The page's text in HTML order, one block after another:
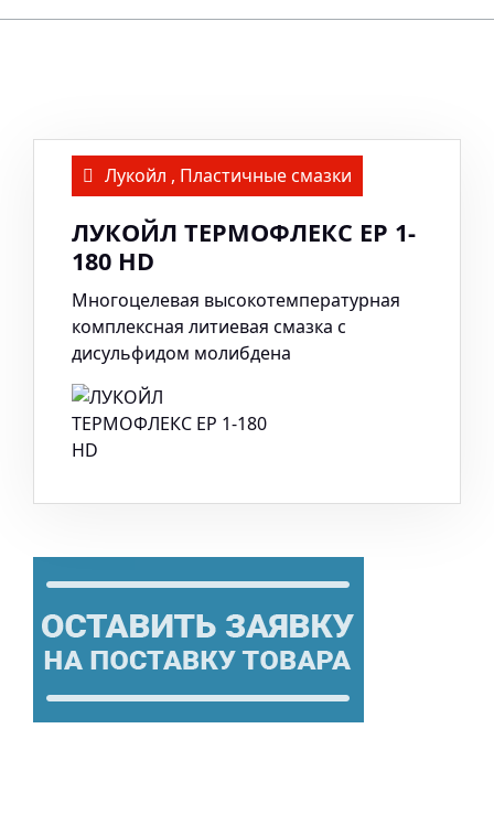
Лукойл , Пластичные смазки
ЛУКОЙЛ ТЕРМОФЛЕКС ЕР 1-
180 HD
Многоцелевая высокотемпературная
комплексная литиевая смазка с
дисульфидом молибдена